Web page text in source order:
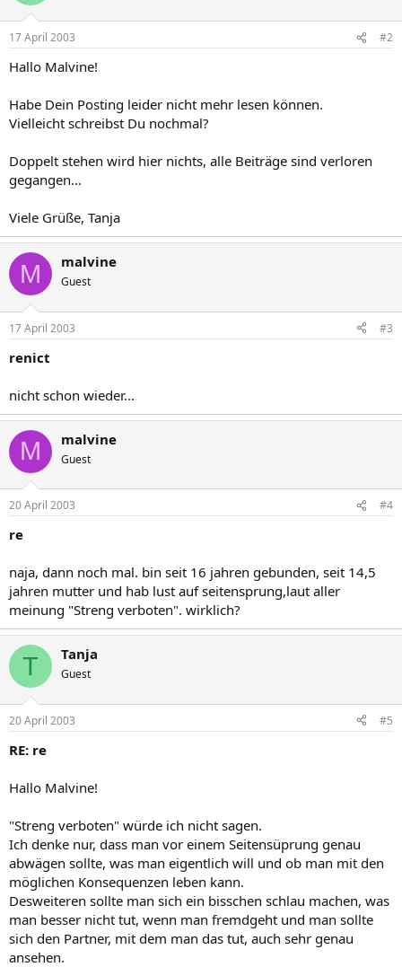
17 April 2003 #2
Hallo Malvine!
Habe Dein Posting leider nicht mehr lesen können.
Vielleicht schreibst Du nochmal?
Doppelt stehen wird hier nichts, alle Beiträge sind verloren
gegangen...
Viele Grüße, Tanja
M malvine
Guest
17 April 2003 #3
renict
nicht schon wieder...
M malvine
Guest
20 April 2003 #4
re
naja, dann noch mal. bin seit 16 jahren gebunden, seit 14,5
jahren mutter und hab lust auf seitensprung,laut aller
meinung "Streng verboten". wirklich?
T Tanja
Guest
20 April 2003 #5
RE: re
Hallo Malvine!
"Streng verboten" würde ich nicht sagen.
Ich denke nur, dass man vor einem Seitensüprung genau
abwägen sollte, was man eigentlich will und ob man mit den
möglichen Konsequenzen leben kann.
Desweiteren sollte man sich ein bisschen schlau machen, was
man besser nicht tut, wenn man fremdgeht und man sollte
sich den Partner, mit dem man das tut, auch sehr genau
ansehen.